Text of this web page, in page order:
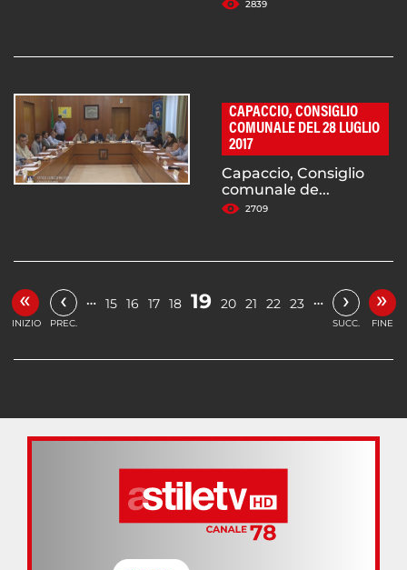
2839
CAPACCIO, CONSIGLIO
COMUNALE DEL 28 LUGLIO
2017
Capaccio, Consiglio
comunale de...
2709
«
INIZIO
‹
PREC.
… 15 16 17 18 19 20 21 22 23 … ›
SUCC.
»
FINE